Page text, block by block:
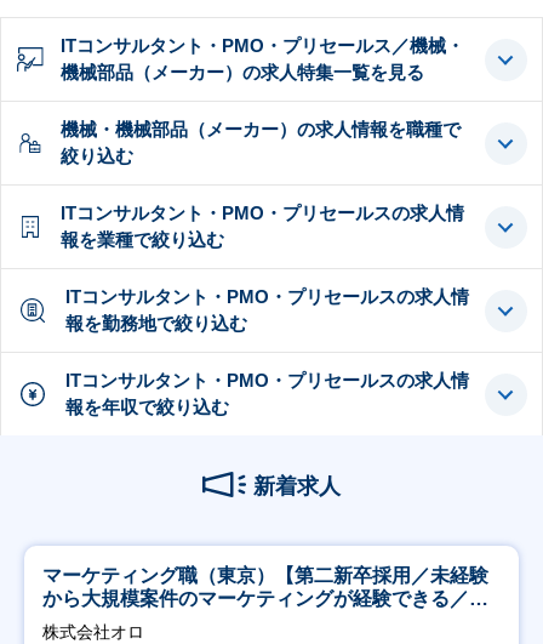
ITコンサルタント・PMO・プリセールス／機械・
機械部品（メーカー）の求人特集一覧を見る
機械・機械部品（メーカー）の求人情報を職種で
絞り込む
ITコンサルタント・PMO・プリセールスの求人情
報を業種で絞り込む
ITコンサルタント・PMO・プリセールスの求人情
報を勤務地で絞り込む
ITコンサルタント・PMO・プリセールスの求人情
報を年収で絞り込む
新着求人
マーケティング職（東京）【第二新卒採用／未経験
から大規模案件のマーケティングが経験できる／研
修充実】
株式会社オロ